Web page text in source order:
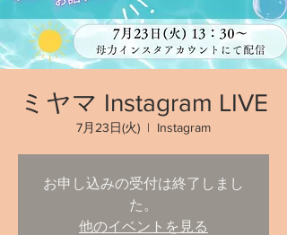
ミヤマ Instagram LIVE
7月23日(火)
  |
Instagram
お申し込みの受付は終了しまし
た。
他のイベントを見る